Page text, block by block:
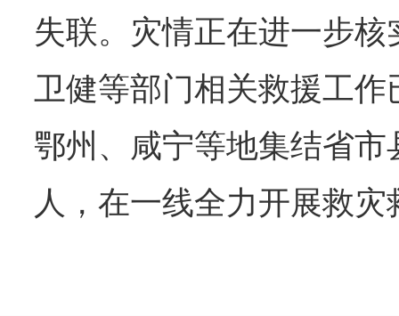
失联。灾情正在进一步
卫健等部门相关救援工
鄂州、咸宁等地集结省市
人，在一线全力开展救灾